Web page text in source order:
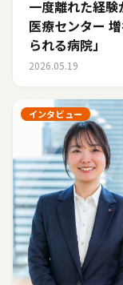
一度離れた経
医療センター
られる病院」
2026.05.19
インタビュー